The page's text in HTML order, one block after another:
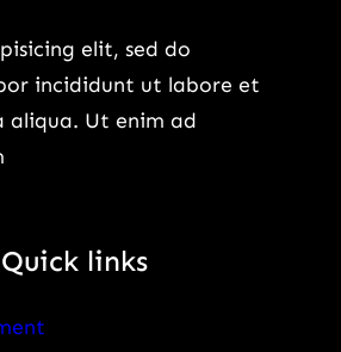
elit, sed do
incididunt ut labore et
aliqua. Ut enim ad
Quick links